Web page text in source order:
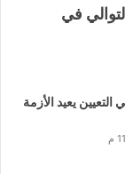
في
يعيد الأزمة